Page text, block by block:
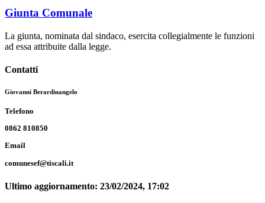
Giunta Comunale
La giunta, nominata dal sindaco, esercita collegialmente le funzioni
ad essa attribuite dalla legge.
Contatti
Giovanni Berardinangelo
Telefono
0862 810850
Email
comunesef@tiscali.it
Ultimo aggiornamento: 23/02/2024, 17:02